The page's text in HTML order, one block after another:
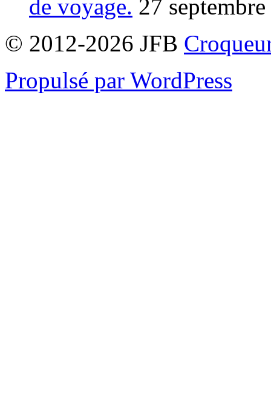
de voyage. 27
© 2012-2026 JFB
Propulsé par WordPress